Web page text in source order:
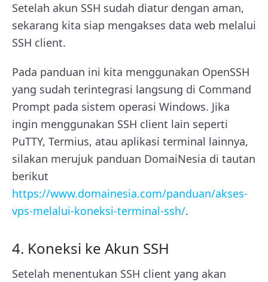
Setelah akun SSH sudah diatur dengan aman,
sekarang kita siap mengakses data web melalui
SSH client.
Pada panduan ini kita menggunakan OpenSSH
yang sudah terintegrasi langsung di Command
Prompt pada sistem operasi Windows. Jika
ingin menggunakan SSH client lain seperti
PuTTY, Termius, atau aplikasi terminal lainnya,
silakan merujuk panduan DomaiNesia di tautan
berikut
https://www.domainesia.com/panduan/akses-
vps-melalui-koneksi-terminal-ssh/.
4. Koneksi ke Akun SSH
Setelah menentukan SSH client yang akan